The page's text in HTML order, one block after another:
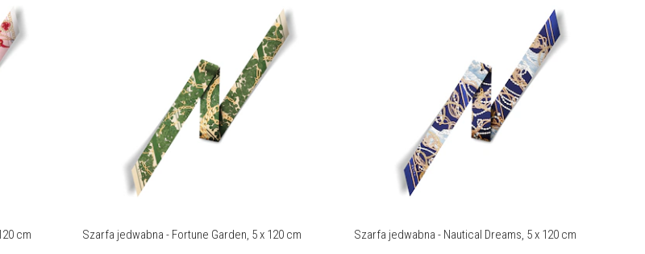
cm Szarfa jedwabna - Fortune Garden, 5 x 120 cm Szarfa jedwabna - Nautical Dreams, 5 x 120 cm